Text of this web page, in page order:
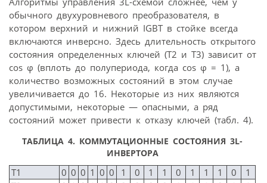
обычного двухуровневого преобразователя, в
котором верхний и нижний IGBT в стойке всегда
включаются инверсно. Здесь длительность открытого
состояния определенных ключей (Т2 и Т3) зависит от
cos φ (вплоть до полупериода, когда cos φ = 1), а
количество возможных состояний в этом случае
увеличивается до 16. Некоторые из них являются
допустимыми, некоторые — опасными, а ряд
состояний может привести к отказу ключей (табл. 4).
ТАБЛИЦА 4. КОММУТАЦИОННЫЕ СОСТОЯНИЯ 3L-
ИНВЕРТОРА
T1 0 0 0 1 0 0 1 0 1 1 0 1 1 1 0
1